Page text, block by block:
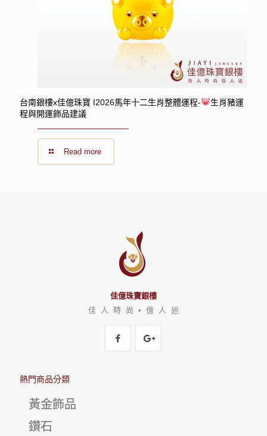
台南銀樓x佳億珠寶 I2026馬年十二生肖整體運程-
生肖豬運
程與開運飾品建議
Read more
佳億珠寶銀樓
佳 人 時 尚 • 億 人 迷
熱門商品分類
黃金飾品
鑽石